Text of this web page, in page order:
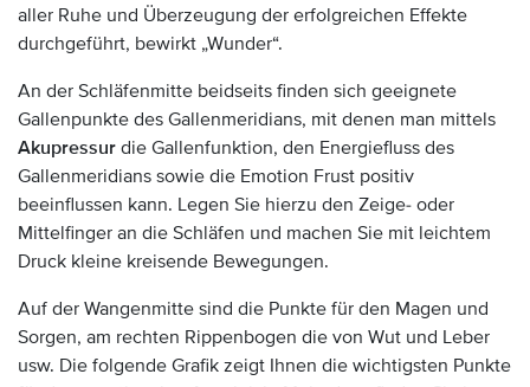
aller Ruhe und Überzeugung der erfolgreichen Effekte
durchgeführt, bewirkt „Wunder“.
An der Schläfenmitte beidseits finden sich geeignete
Gallenpunkte des Gallenmeridians, mit denen man mittels
Akupressur die Gallenfunktion, den Energiefluss des
Gallenmeridians sowie die Emotion Frust positiv
beeinflussen kann. Legen Sie hierzu den Zeige- oder
Mittelfinger an die Schläfen und machen Sie mit leichtem
Druck kleine kreisende Bewegungen.
Auf der Wangenmitte sind die Punkte für den Magen und
Sorgen, am rechten Rippenbogen die von Wut und Leber
usw. Die folgende Grafik zeigt Ihnen die wichtigsten Punkte